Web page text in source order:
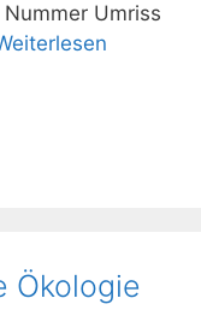
Umriss
Ökologie